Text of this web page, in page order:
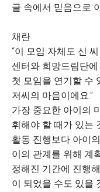
글 속에서 믿음으로
채란
“이 모임 자체도 신
센터와 희망드림단
첫 모임을 연기할 수
저씨의 마음이에요.”
가장 중요한 아이의
휘해야 할 때가 있는
활동 진행보다 아이
이의 관계를 위해 계
정해진 기간에 진행
이 되었을 수도 있을